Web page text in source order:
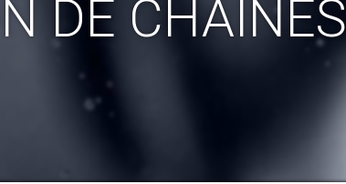
DE CHAÎNES